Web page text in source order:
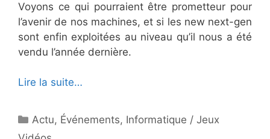
Voyons ce qui pourraient être prometteur pour
l’avenir de nos machines, et si les new next-gen
sont enfin exploitées au niveau qu’il nous a été
vendu l’année dernière.
Lire la suite…
Catégories
Actu, Événements, Informatique / Jeux